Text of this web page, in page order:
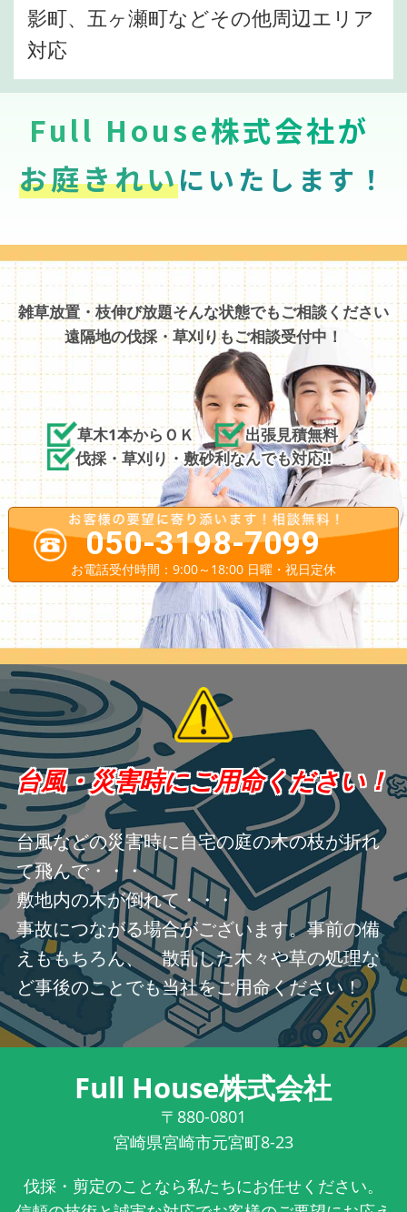
影町、五ヶ瀬町などその他周辺エリア
対応
Full House株式会社が
お庭きれいにいたします！
雑草放置・枝伸び放題そんな状態でもご相談ください
遠隔地の伐採・草刈りもご相談受付中！
草木1本からＯＫ
出張見積無料
伐採・草刈り・敷砂利なんでも対応!!
050-3198-7099
お電話受付時間：9:00～18:00 日曜・祝日定休
台風・災害時にご用命ください！
台風などの災害時に自宅の庭の木の枝が折れ
て飛んで・・・
敷地内の木が倒れて・・・
事故につながる場合がございます。事前の備
えももちろん、 散乱した木々や草の処理な
ど事後のことでも当社をご用命ください！
Full House株式会社
〒880-0801
宮崎県宮崎市元宮町8-23
伐採・剪定のことなら私たちにお任せください。